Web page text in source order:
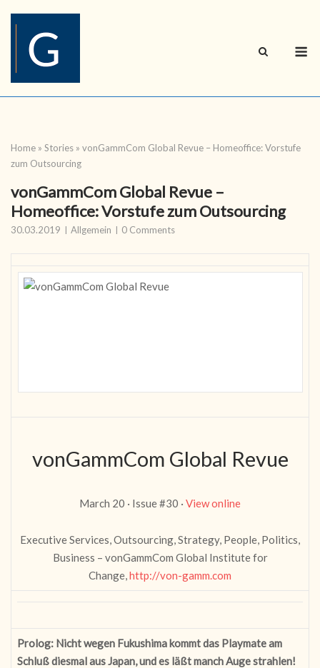
content
Home » Stories » vonGammCom Global Revue – Homeoffice: Vorstufe
zum Outsourcing
vonGammCom Global Revue –
Homeoffice: Vorstufe zum Outsourcing
30.03.2019 Allgemein 0 Comments
vonGammCom Global Revue
March 20 · Issue #30 · View online
Executive Services, Outsourcing, Strategy, People, Politics,
Business – vonGammCom Global Institute for
Change,http://von-gamm.com
Prolog: Nicht wegen Fukushima kommt das Playmate am
Schluß diesmal aus Japan, und es läßt manch Auge strahlen!